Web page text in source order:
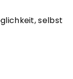
selbst